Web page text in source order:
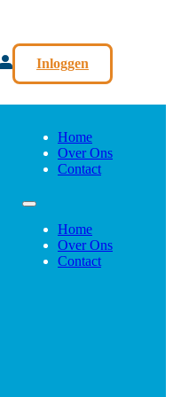
Inloggen
Home
Over Ons
Contact
Home
Over Ons
Contact